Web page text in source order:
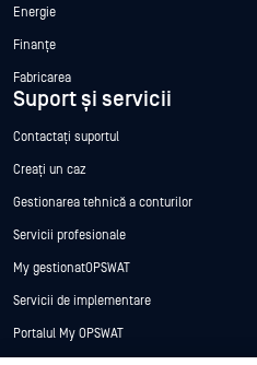
Energie
Finanțe
Fabricarea
Suport și servicii
Contactați suportul
Creați un caz
Gestionarea tehnică a conturilor
Servicii profesionale
My gestionatOPSWAT
Servicii de implementare
Portalul My OPSWAT